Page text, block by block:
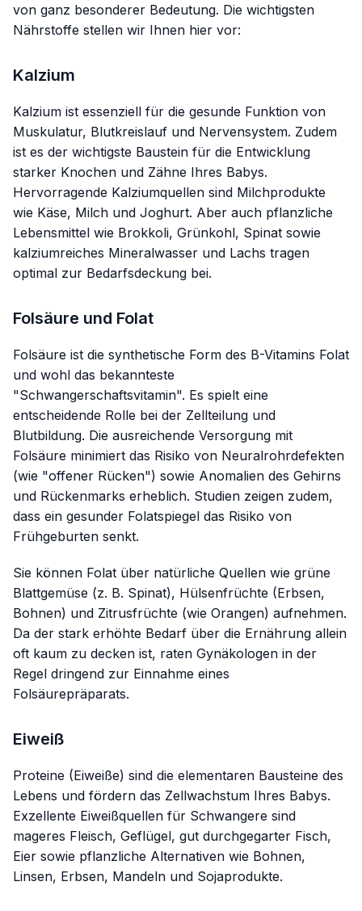
von ganz besonderer Bedeutung. Die wichtigsten
Nährstoffe stellen wir Ihnen hier vor:
Kalzium
Kalzium ist essenziell für die gesunde Funktion von
Muskulatur, Blutkreislauf und Nervensystem. Zudem
ist es der wichtigste Baustein für die Entwicklung
starker Knochen und Zähne Ihres Babys.
Hervorragende Kalziumquellen sind Milchprodukte
wie Käse, Milch und Joghurt. Aber auch pflanzliche
Lebensmittel wie Brokkoli, Grünkohl, Spinat sowie
kalziumreiches Mineralwasser und Lachs tragen
optimal zur Bedarfsdeckung bei.
Folsäure und Folat
Folsäure ist die synthetische Form des B-Vitamins Folat
und wohl das bekannteste
"Schwangerschaftsvitamin". Es spielt eine
entscheidende Rolle bei der Zellteilung und
Blutbildung. Die ausreichende Versorgung mit
Folsäure minimiert das Risiko von Neuralrohrdefekten
(wie "offener Rücken") sowie Anomalien des Gehirns
und Rückenmarks erheblich. Studien zeigen zudem,
dass ein gesunder Folatspiegel das Risiko von
Frühgeburten senkt.
Sie können Folat über natürliche Quellen wie grüne
Blattgemüse (z. B. Spinat), Hülsenfrüchte (Erbsen,
Bohnen) und Zitrusfrüchte (wie Orangen) aufnehmen.
Da der stark erhöhte Bedarf über die Ernährung allein
oft kaum zu decken ist, raten Gynäkologen in der
Regel dringend zur Einnahme eines
Folsäurepräparats.
Eiweiß
Proteine (Eiweiße) sind die elementaren Bausteine des
Lebens und fördern das Zellwachstum Ihres Babys.
Exzellente Eiweißquellen für Schwangere sind
mageres Fleisch, Geflügel, gut durchgegarter Fisch,
Eier sowie pflanzliche Alternativen wie Bohnen,
Linsen, Erbsen, Mandeln und Sojaprodukte.